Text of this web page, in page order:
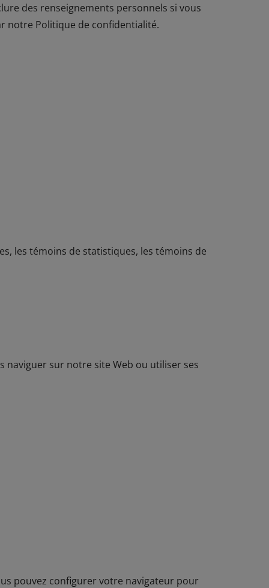
des renseignements personnels si vous
notre Politique de confidentialité.
les témoins de statistiques, les témoins de
naviguer sur notre site Web ou utiliser ses
pouvez configurer votre navigateur pour